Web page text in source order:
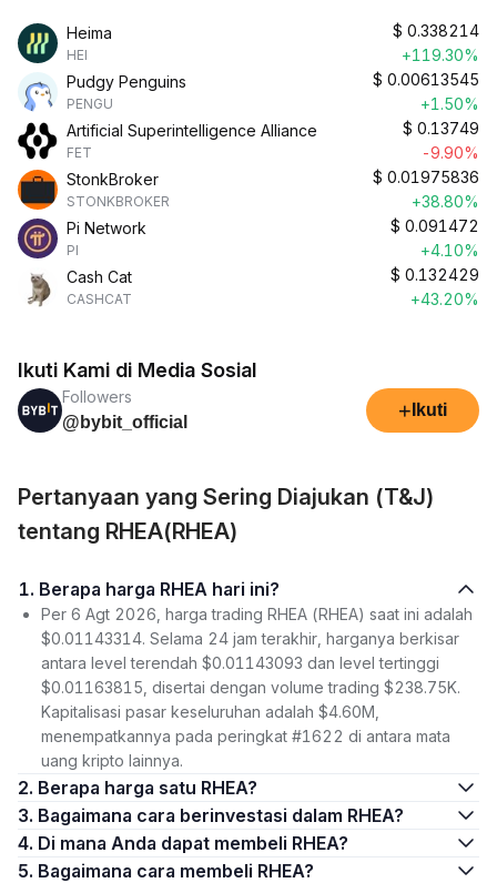
Heima
HEI
$ 0.338214
+119.30%
Pudgy Penguins
PENGU
$ 0.00613545
+1.50%
Artificial Superintelligence Alliance
FET
$ 0.13749
-9.90%
StonkBroker
STONKBROKER
$ 0.01975836
+38.80%
Pi Network
PI
$ 0.091472
+4.10%
Cash Cat
CASHCAT
$ 0.132429
+43.20%
Ikuti Kami di Media Sosial
Followers
@bybit_official
+ Ikuti
Pertanyaan yang Sering Diajukan (T&J)
tentang RHEA(RHEA)
1. Berapa harga RHEA hari ini?
Per 6 Agt 2026, harga trading RHEA (RHEA) saat ini adalah
$0.01143314. Selama 24 jam terakhir, harganya berkisar
antara level terendah $0.01143093 dan level tertinggi
$0.01163815, disertai dengan volume trading $238.75K.
Kapitalisasi pasar keseluruhan adalah $4.60M,
menempatkannya pada peringkat #1622 di antara mata
uang kripto lainnya.
2. Berapa harga satu RHEA?
3. Bagaimana cara berinvestasi dalam RHEA?
4. Di mana Anda dapat membeli RHEA?
5. Bagaimana cara membeli RHEA?